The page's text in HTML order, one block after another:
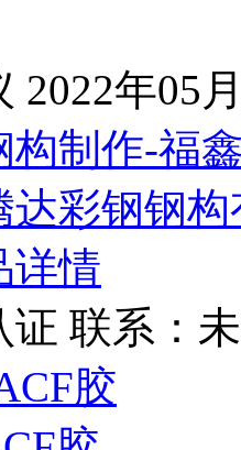
2022年05
构制作-福
达彩钢钢
详情
证 联系：